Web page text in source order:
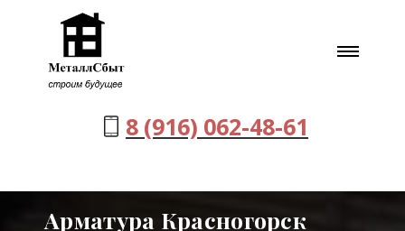
8 (916) 062-48-61
Арматура Красногорск